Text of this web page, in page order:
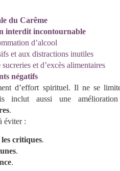
du Carême
interdit incontournable
d’alcool
et aux distractions inutiles
et d’excès alimentaires
négatifs
d’effort spirituel. Il ne se
inclut aussi une
.
éviter :
critiques.
.
.